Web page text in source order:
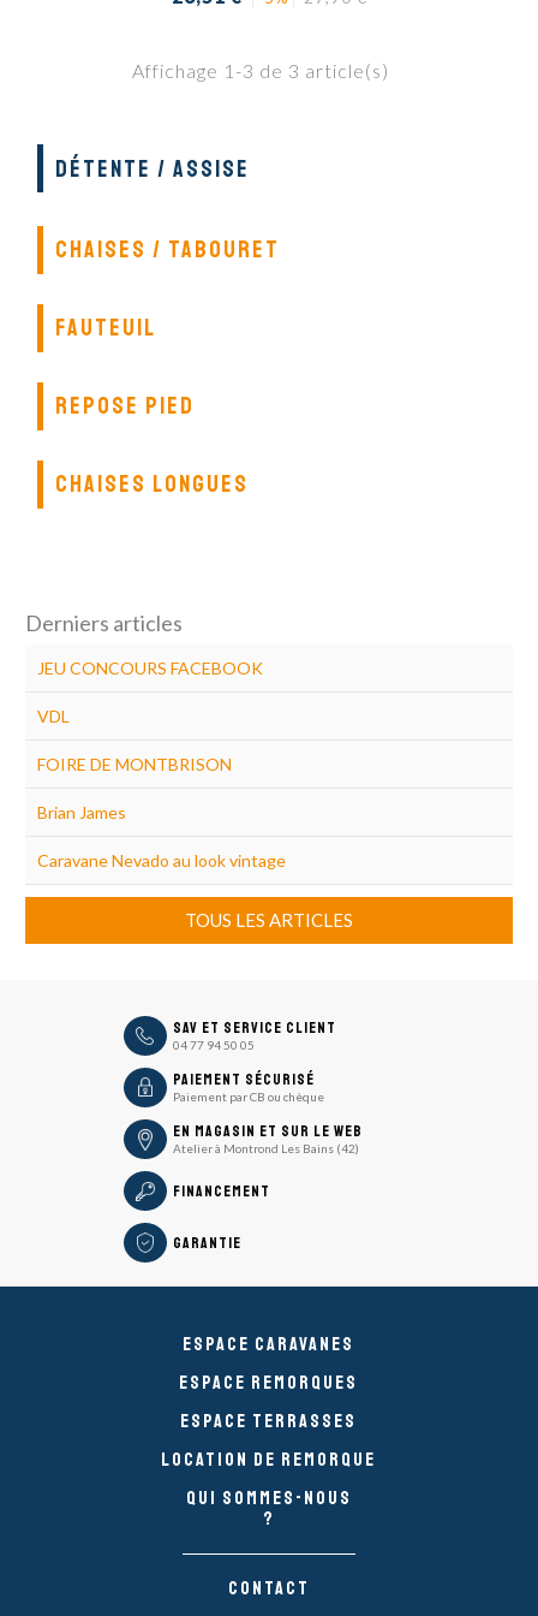
Affichage 1-3 de 3 article(s)
DÉTENTE / ASSISE
CHAISES / TABOURET
FAUTEUIL
REPOSE PIED
CHAISES LONGUES
Derniers articles
JEU CONCOURS FACEBOOK
VDL
FOIRE DE MONTBRISON
Brian James
Caravane Nevado au look vintage
TOUS LES ARTICLES
icon SAV et Service Client
04 77 94 50 05
icon Paiement sécurisé
Paiement par CB ou chèque
En magasin et sur le Web
Atelier à Montrond Les Bains (42)
Financement
Garantie
Espace caravanes
Espace remorques
Espace Terrasses
Location de remorque
Qui sommes-nous
?
Contact